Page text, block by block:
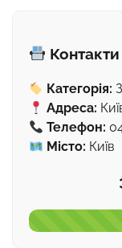
Контакти
Категорія:
Адреса:
Телефон:
Місто: Київ